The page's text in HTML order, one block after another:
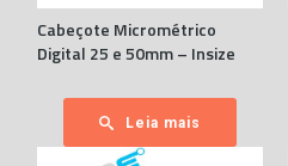
Cabeçote Micrométrico
Digital 25 e 50mm – Insize
Leia mais